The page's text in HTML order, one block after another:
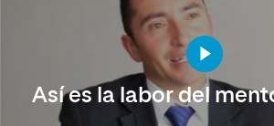
Así es la labor del